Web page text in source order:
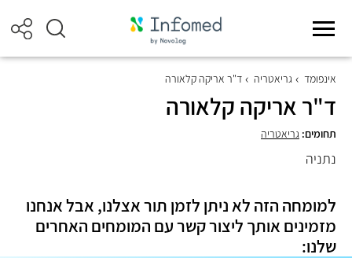
אינפומד גריאטריה ד"ר אריקה קלאורה
ד"ר אריקה קלאורה
תחומים: גריאטריה
נתניה
למומחה הזה לא ניתן לזמן תור אצלנו, אבל אנחנו
מזמינים אותך ליצור קשר עם המומחים האחרים
שלנו: